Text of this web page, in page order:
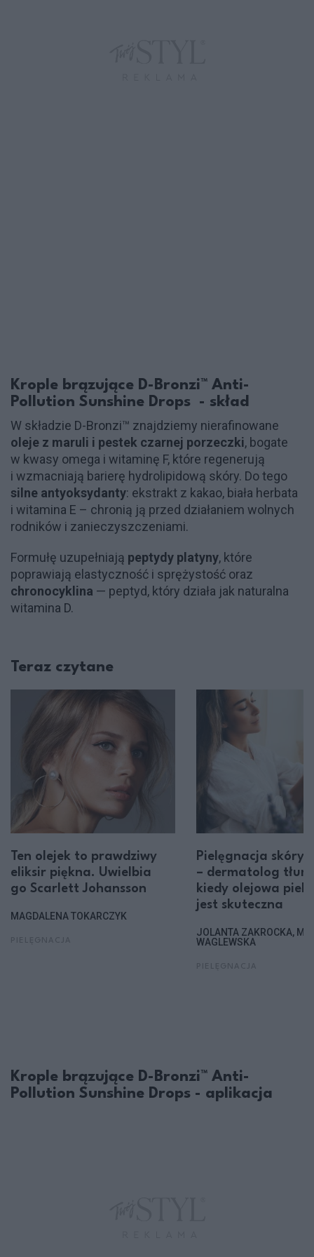
Krople brązujące D-Bronzi™ Anti-
Pollution Sunshine Drops - skład
W składzie D-Bronzi™ znajdziemy nierafinowane
oleje z maruli i pestek czarnej porzeczki, bogate
w kwasy omega i witaminę F, które regenerują
i wzmacniają barierę hydrolipidową skóry. Do tego
silne antyoksydanty: ekstrakt z kakao, biała herbata
i witamina E – chronią ją przed działaniem wolnych
rodników i zanieczyszczeniami.
Formułę uzupełniają peptydy platyny, które
poprawiają elastyczność i sprężystość oraz
chronocyklina — peptyd, który działa jak naturalna
witamina D.
Teraz czytane
Ten olejek to prawdziwy
eliksir piękna. Uwielbia
go Scarlett Johansson
MAGDALENA TOKARCZYK
Pielęgnacja skóry
– dermatolog
kiedy olejowa
jest skuteczna
JOLANTA ZAKROCKA,
WAGLEWSKA
Krople brązujące D-Bronzi™ Anti-
Pollution Sunshine Drops - aplikacja